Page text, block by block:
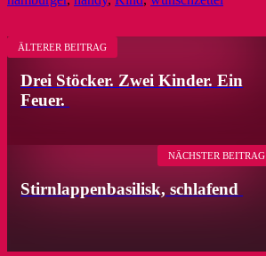
ÄLTERER BEITRAG
Drei Stöcker. Zwei Kinder. Ein
Feuer.
Stirnlappenbasilisk, schlafend
NÄCHSTER BEITRAG